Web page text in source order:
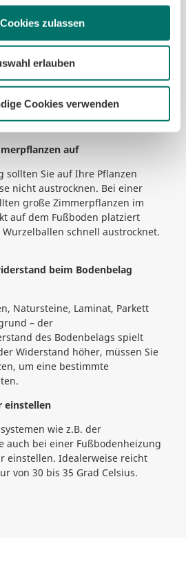
zulassen
erlauben
Cookies verwenden
entsprechend einstellen. Es
um die gewünschte
des Raumes.
sehr große Möbelstücke
verlängern. Deshalb sollte hier
Planung erfolgen.
auf
sollten Sie auf Ihre Pflanzen
nicht austrocknen. Bei einer
große Zimmerpflanzen im
auf dem Fußboden platziert
schnell austrocknet.
beim Bodenbelag
Natursteine, Laminat, Parkett
– der
des Bodenbelags spielt
Widerstand höher, müssen Sie
um eine bestimmte
einstellen
wie z.B. der
auch bei einer Fußbodenheizung
einstellen. Idealerweise reicht
von 30 bis 35 Grad Celsius.